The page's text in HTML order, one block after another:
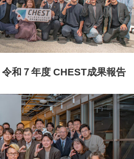
令和７年度 CHEST成果報告